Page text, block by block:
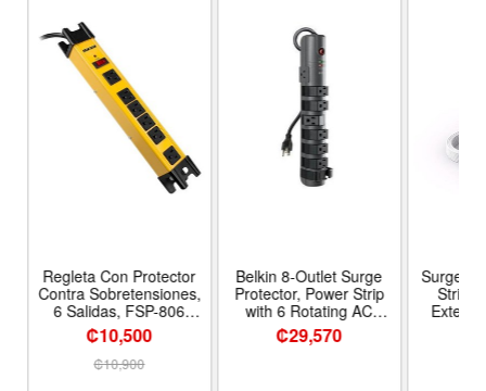
Regleta Con Protector
Contra Sobretensiones,
6 Salidas, FSP-806
Forza
₡10,500
₡10,900
Belkin 8-Outlet Surge
Protector, Power Strip
with 6 Rotating AC
Outlets 6ft Long Plug,
Heavy-Duty Extension
₡29,570
Surge
Strip,